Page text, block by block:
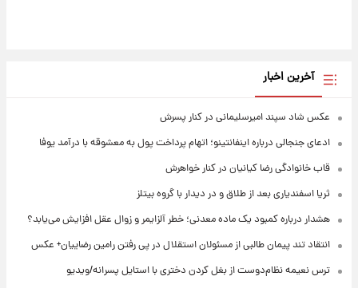
آخرین اخبار
عکس شاد سپند امیرسلیمانی در کنار پسرش
ادعای جنجالی درباره اینفانتینو؛ اتهام پرداخت پول به معشوقه با درآمد یوفا
قاب خانوادگی رضا کیانیان در کنار خواهرش
ثریا اسفندیاری بعد از طلاق و در دیدار با گروه بیتلز
هشدار درباره کمبود یک ماده معدنی؛ خطر آلزایمر و زوال عقل افزایش می‌یابد؟
انتقاد تند پیمان طالبی از مسئولان استقلال در پی رفتن رامین رضاییان+ عکس
ترس نعیمه نظام‌دوست از بغل کردن دختری با استایل پسرانه/ویدیو